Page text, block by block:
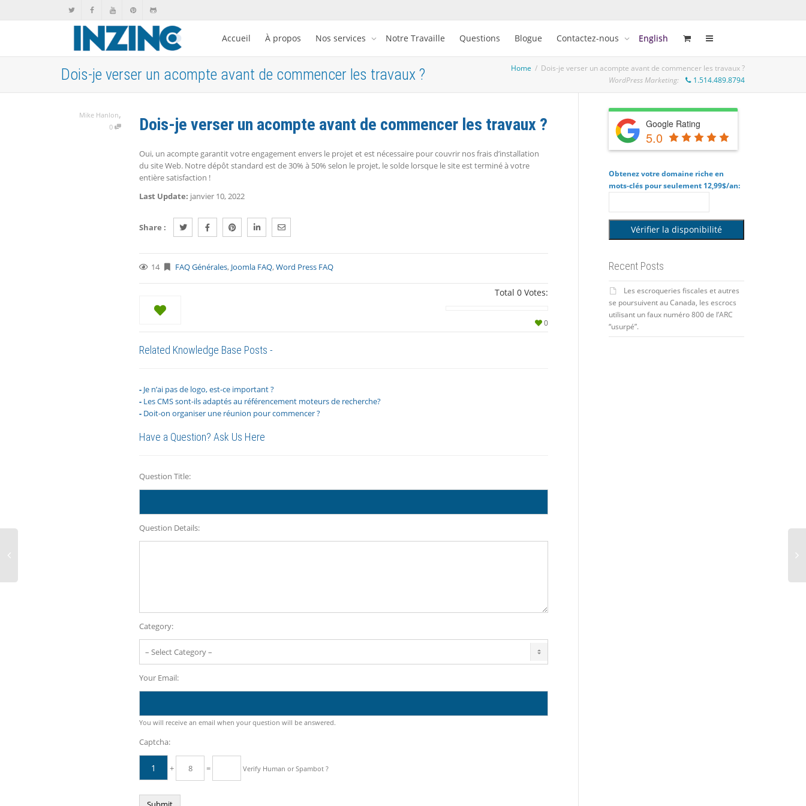
Accueil À propos Nos services Notre Travaille Questions Blogue Contactez-nous English
Dois-je verser un acompte avant de commencer les travaux ? Home
Dois-je verser un acompte avant de commencer les travaux ?
WordPress Marketing:
1.514.489.8794
Mike Hanlon,
0 Dois-je verser un acompte avant de commencer les travaux ?
Oui, un acompte garantit votre engagement envers le projet et est nécessaire pour couvrir nos frais d’installation
du site Web. Notre dépôt standard est de 30% à 50% selon le projet, le solde lorsque le site est terminé à votre
entière satisfaction !
Last Update: janvier 10, 2022
Share :
14 FAQ Générales, Joomla FAQ,Word Press FAQ
Total 0Votes:
0
Related Knowledge Base Posts -
Je n’ai pas de logo, est-ce important ?
Les CMS sont-ils adaptés au référencement moteurs de recherche?
Doit-on organiser une réunion pour commencer ?
Have a Question? Ask Us Here
Question Title:
Question Details:
Category:
Your Email:
You will receive an email when your question will be answered.
Captcha:
+ = Verify Human or Spambot ?
Google Rating
5.0
Obtenez votre domaine riche en
mots-clés pour seulement 12,99$/an:
Recent Posts
Les escroqueries fiscales et autres
se poursuivent au Canada, les escrocs
utilisant un faux numéro 800 de l’ARC
“usurpé”.